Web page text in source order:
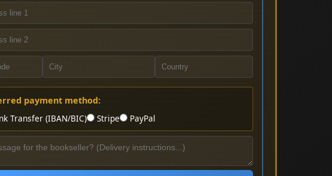
payment method:
Transfer (IBAN/BIC)
Stripe PayPal